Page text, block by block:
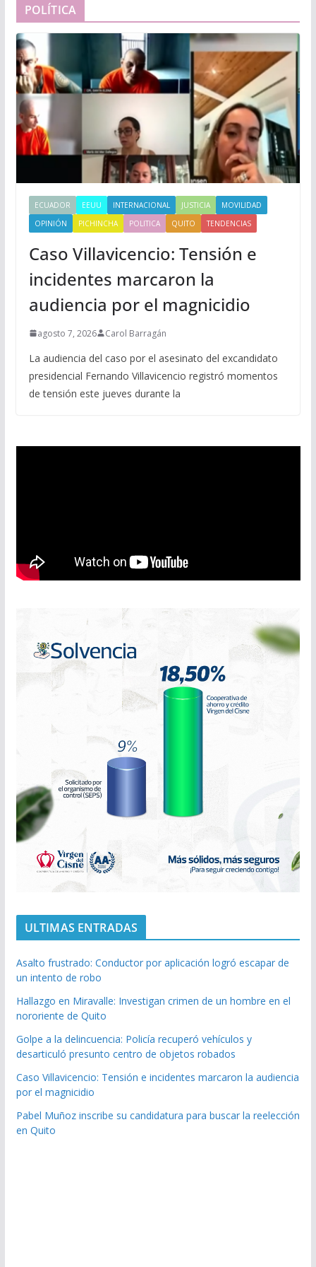
POLÍTICA
ECUADOR EEUU INTERNACIONAL JUSTICIA
MOVILIDAD
OPINIÓN
PICHINCHA POLITICA QUITO TENDENCIAS
Caso Villavicencio: Tensión e
incidentes marcaron la
audiencia por el magnicidio
agosto 7, 2026 Carol Barragán
La audiencia del caso por el asesinato del excandidato
presidencial Fernando Villavicencio registró momentos
de tensión este jueves durante la
ULTIMAS ENTRADAS
Asalto frustrado: Conductor por aplicación logró escapar de
un intento de robo
Hallazgo en Miravalle: Investigan crimen de un hombre en el
nororiente de Quito
Golpe a la delincuencia: Policía recuperó vehículos y
desarticuló presunto centro de objetos robados
Caso Villavicencio: Tensión e incidentes marcaron la audiencia
por el magnicidio
Pabel Muñoz inscribe su candidatura para buscar la reelección
en Quito